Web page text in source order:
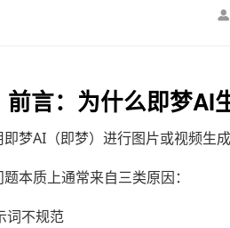
前言：为什么即梦AI
梦AI（即梦）进行图片或视频生
本质上通常来自三类原因：
词不规范